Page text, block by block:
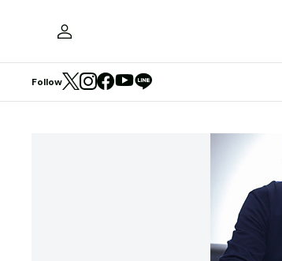
Follow